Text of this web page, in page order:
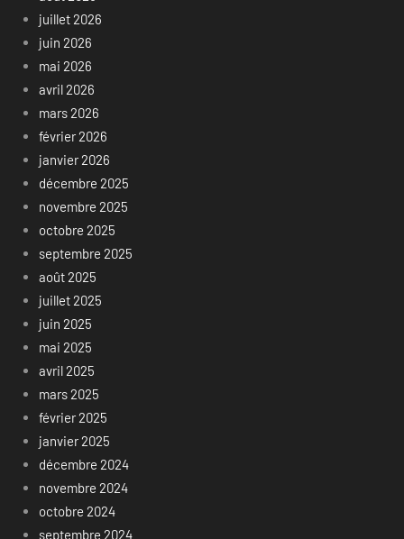
juillet 2026
juin 2026
mai 2026
avril 2026
mars 2026
février 2026
janvier 2026
décembre 2025
novembre 2025
octobre 2025
septembre 2025
août 2025
juillet 2025
juin 2025
mai 2025
avril 2025
mars 2025
février 2025
janvier 2025
décembre 2024
novembre 2024
octobre 2024
septembre 2024